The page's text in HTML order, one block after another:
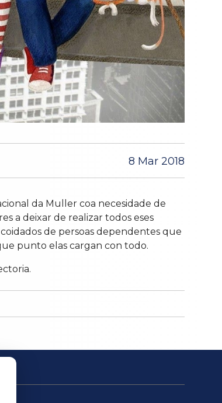
8 Mar 2018
da Muller coa necesidade de
a deixar de realizar todos eses
de persoas dependentes que
punto elas cargan con todo.